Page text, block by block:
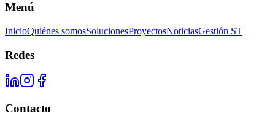
Menú
InicioQuiénes somosSolucionesProyectosNoticiasGestión ST
Redes
Contacto